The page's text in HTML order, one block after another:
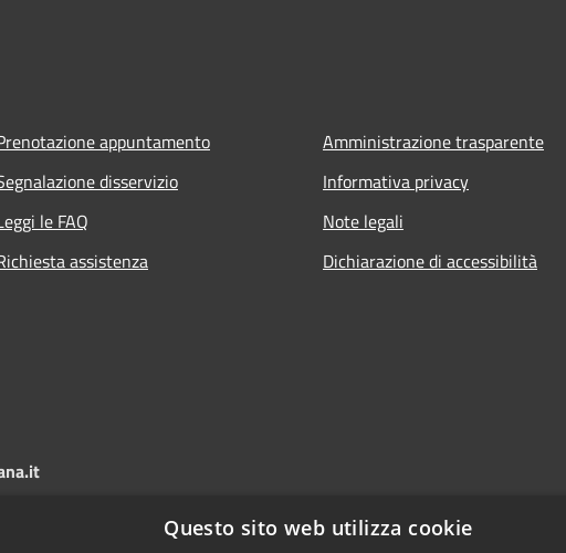
appuntamento
disservizio
le FAQ
assistenza
Amministrazione trasparente
Informativa privacy
Note legali
Dichiarazione di accessibilità
Questo sito web utilizza cookie